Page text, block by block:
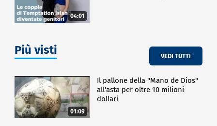
04:01
Più visti VEDI TUTTI
01:09
Il pallone della "Mano de Dios"
all'asta per oltre 10 milioni
dollari